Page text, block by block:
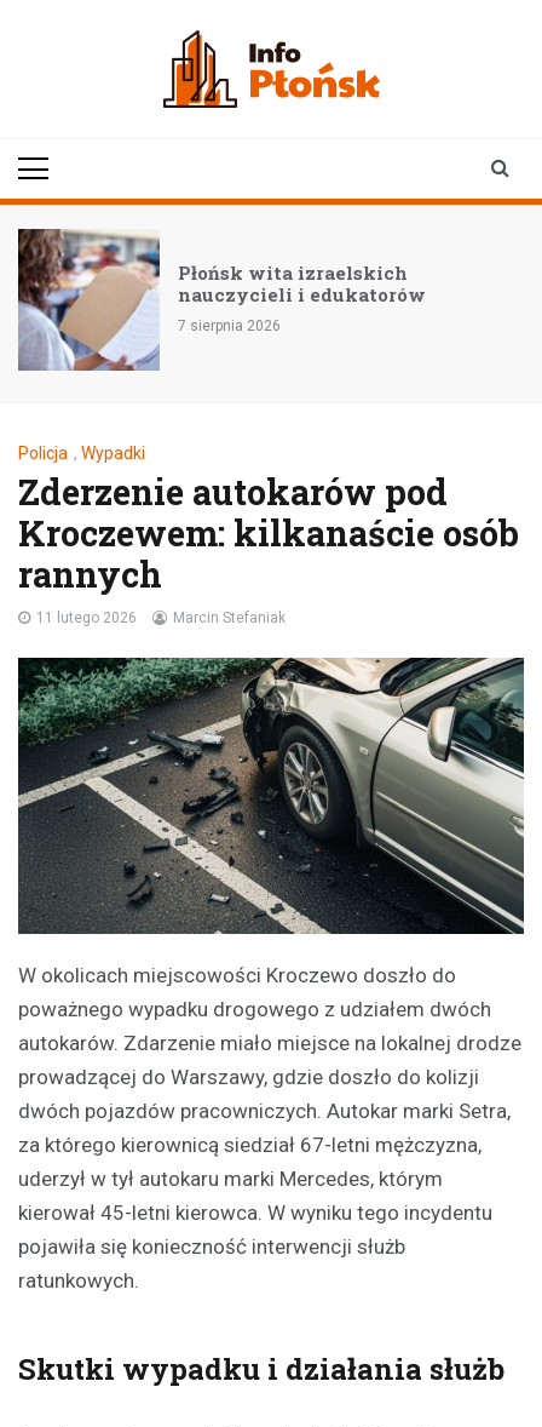
Płońsk wita izraelskich
nauczycieli i edukatorów
7 sierpnia 2026
Policja , Wypadki
Zderzenie autokarów pod
Kroczewem: kilkanaście osób
rannych
11 lutego 2026 Marcin Stefaniak
W okolicach miejscowości Kroczewo doszło do
poważnego wypadku drogowego z udziałem dwóch
autokarów. Zdarzenie miało miejsce na lokalnej drodze
prowadzącej do Warszawy, gdzie doszło do kolizji
dwóch pojazdów pracowniczych. Autokar marki Setra,
za którego kierownicą siedział 67-letni mężczyzna,
uderzył w tył autokaru marki Mercedes, którym
kierował 45-letni kierowca. W wyniku tego incydentu
pojawiła się konieczność interwencji służb
ratunkowych.
Skutki wypadku i działania służb